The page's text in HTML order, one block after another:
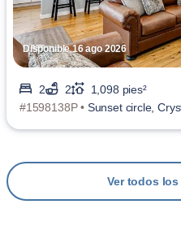
Disponible 16 ago 2026
2 2
1,098 pies²
#1598138P • Sunset circle,
Ver todos